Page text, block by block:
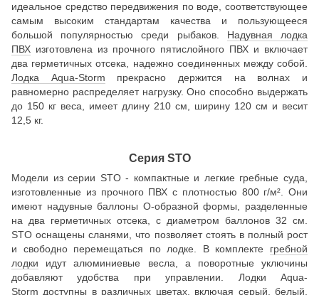
идеальное средство передвижения по воде, соответствующее
самым высоким стандартам качества и пользующееся
большой популярностью среди рыбаков. Надувная лодка
ПВХ изготовлена из прочного пятислойного ПВХ и включает
два герметичных отсека, надежно соединенных между собой.
Лодка Aqua-Storm прекрасно держится на волнах и
равномерно распределяет нагрузку. Оно способно выдержать
до 150 кг веса, имеет длину 210 см, ширину 120 см и весит
12,5 кг.
Серия STO
Модели из серии STO - компактные и легкие гребные суда,
изготовленные из прочного ПВХ с плотностью 800 г/м². Они
имеют надувные баллоны О-образной формы, разделенные
на два герметичных отсека, с диаметром баллонов 32 см.
STO оснащены сланями, что позволяет стоять в полный рост
и свободно перемещаться по лодке. В комплекте гребной
лодки идут алюминиевые весла, а поворотные уключины
добавляют удобства при управлении. Лодки Aqua-
Storm доступны в различных цветах, включая серый, белый,